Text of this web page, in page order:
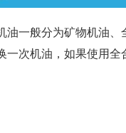
一般分为矿物机油、
次机油，如果使用全